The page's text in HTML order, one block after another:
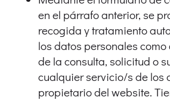
en el párrafo anterior, se
recogida y tratamiento
los datos personales
de la consulta, solicitud o
cualquier servicio/s de los
propietario del website.